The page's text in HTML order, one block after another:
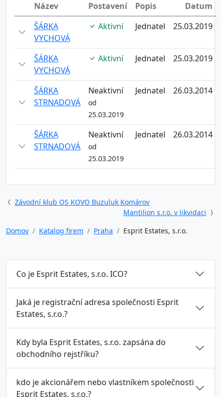
Název
Postavení Popis
Datum
ŠÁRKA
VYCHOVÁ
Aktivní Jednatel 25.03.2019
ŠÁRKA
VYCHOVÁ
Aktivní Jednatel 25.03.2019
ŠÁRKA
STRNADOVÁ
Neaktivní
od
25.03.2019
Jednatel 26.03.2014
ŠÁRKA
STRNADOVÁ
Neaktivní
od
25.03.2019
Jednatel 26.03.2014
Závodní klub OS KOVO Buzuluk Komárov
Mantilion s.r.o. v likvidaci
Domov
Katalog firem Praha Esprit Estates, s.r.o.
Co je Esprit Estates, s.r.o. ICO?
Jaká je registrační adresa společnosti Esprit
Estates, s.r.o.?
Kdy byla Esprit Estates, s.r.o. zapsána do
obchodního rejstříku?
kdo je akcionářem nebo vlastníkem společnosti
Esprit Estates, s.r.o.?